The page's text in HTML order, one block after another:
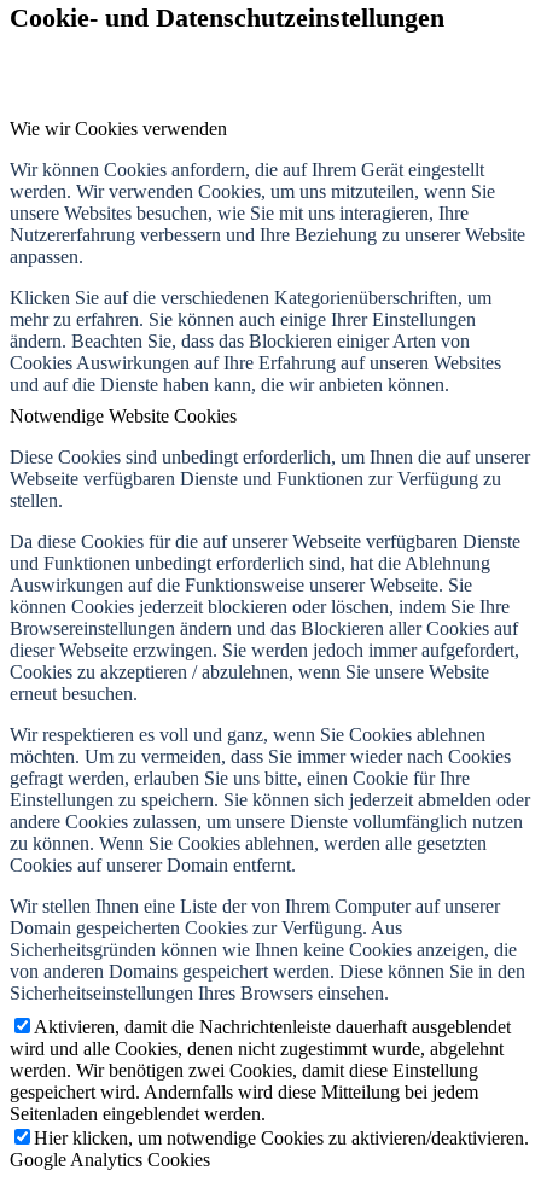
Cookie- und Datenschutzeinstellungen
Wie wir Cookies verwenden
Wir können Cookies anfordern, die auf Ihrem Gerät eingestellt
werden. Wir verwenden Cookies, um uns mitzuteilen, wenn Sie
unsere Websites besuchen, wie Sie mit uns interagieren, Ihre
Nutzererfahrung verbessern und Ihre Beziehung zu unserer Website
anpassen.
Klicken Sie auf die verschiedenen Kategorienüberschriften, um
mehr zu erfahren. Sie können auch einige Ihrer Einstellungen
ändern. Beachten Sie, dass das Blockieren einiger Arten von
Cookies Auswirkungen auf Ihre Erfahrung auf unseren Websites
und auf die Dienste haben kann, die wir anbieten können.
Notwendige Website Cookies
Diese Cookies sind unbedingt erforderlich, um Ihnen die auf unserer
Webseite verfügbaren Dienste und Funktionen zur Verfügung zu
stellen.
Da diese Cookies für die auf unserer Webseite verfügbaren Dienste
und Funktionen unbedingt erforderlich sind, hat die Ablehnung
Auswirkungen auf die Funktionsweise unserer Webseite. Sie
können Cookies jederzeit blockieren oder löschen, indem Sie Ihre
Browsereinstellungen ändern und das Blockieren aller Cookies auf
dieser Webseite erzwingen. Sie werden jedoch immer aufgefordert,
Cookies zu akzeptieren / abzulehnen, wenn Sie unsere Website
erneut besuchen.
Wir respektieren es voll und ganz, wenn Sie Cookies ablehnen
möchten. Um zu vermeiden, dass Sie immer wieder nach Cookies
gefragt werden, erlauben Sie uns bitte, einen Cookie für Ihre
Einstellungen zu speichern. Sie können sich jederzeit abmelden oder
andere Cookies zulassen, um unsere Dienste vollumfänglich nutzen
zu können. Wenn Sie Cookies ablehnen, werden alle gesetzten
Cookies auf unserer Domain entfernt.
Wir stellen Ihnen eine Liste der von Ihrem Computer auf unserer
Domain gespeicherten Cookies zur Verfügung. Aus
Sicherheitsgründen können wie Ihnen keine Cookies anzeigen, die
von anderen Domains gespeichert werden. Diese können Sie in den
Sicherheitseinstellungen Ihres Browsers einsehen.
Aktivieren, damit die Nachrichtenleiste dauerhaft ausgeblendet
wird und alle Cookies, denen nicht zugestimmt wurde, abgelehnt
werden. Wir benötigen zwei Cookies, damit diese Einstellung
gespeichert wird. Andernfalls wird diese Mitteilung bei jedem
Seitenladen eingeblendet werden.
Hier klicken, um notwendige Cookies zu aktivieren/deaktivieren.
Google Analytics Cookies